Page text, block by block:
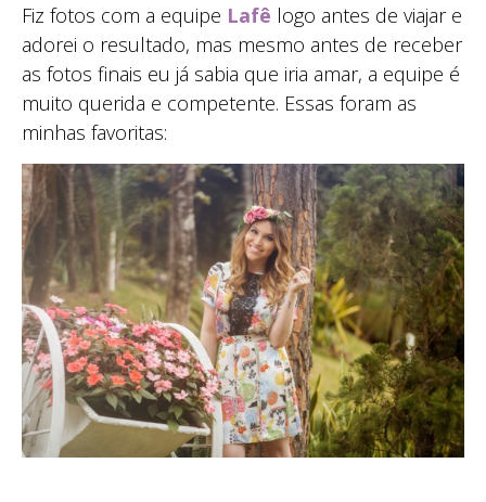
Fiz fotos com a equipe Lafê logo antes de viajar e
adorei o resultado, mas mesmo antes de receber
as fotos finais eu já sabia que iria amar, a equipe é
muito querida e competente. Essas foram as
minhas favoritas: